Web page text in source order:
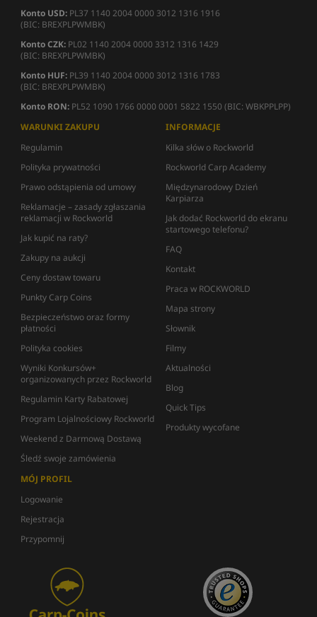
Konto USD: PL37 1140 2004 0000 3012 1316 1916
(BIC: BREXPLPWMBK)
Konto CZK: PL02 1140 2004 0000 3312 1316 1429
(BIC: BREXPLPWMBK)
Konto HUF: PL39 1140 2004 0000 3012 1316 1783
(BIC: BREXPLPWMBK)
Konto RON: PL52 1090 1766 0000 0001 5822 1550 (BIC: WBKPPLPP)
WARUNKI ZAKUPU
Regulamin
Polityka prywatności
Prawo odstąpienia od umowy
Reklamacje – zasady zgłaszania
reklamacji w Rockworld
Jak kupić na raty?
Zakupy na aukcji
Ceny dostaw towaru
Punkty Carp Coins
Bezpieczeństwo oraz formy
płatności
Polityka cookies
Wyniki Konkursów+
organizowanych przez Rockworld
Regulamin Karty Rabatowej
Program Lojalnościowy Rockworld
Weekend z Darmową Dostawą
Śledź swoje zamówienia
INFORMACJE
Kilka słów o Rockworld
Rockworld Carp Academy
Międzynarodowy Dzień
Karpiarza
Jak dodać Rockworld do ekranu
startowego telefonu?
FAQ
Kontakt
Praca w ROCKWORLD
Mapa strony
Słownik
Filmy
Aktualności
Blog
Quick Tips
Produkty wycofane
MÓJ PROFIL
Logowanie
Rejestracja
Przypomnij